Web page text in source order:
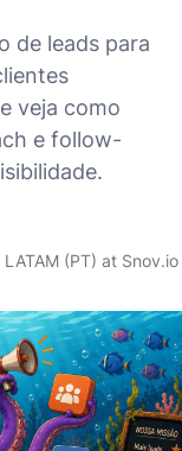
de leads para
veja como
e follow-
(PT) at Snov.io